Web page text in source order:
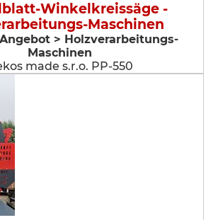
Winkelkreissäge -
Maschinen
> Holzverarbeitungs-
Maschinen
made s.r.o. PP-550